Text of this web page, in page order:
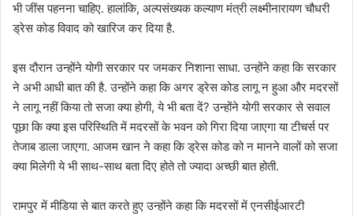
भी जींस पहनना चाहिए. हालांकि, अल्पसंख्यक कल्याण मंत्री लक्ष्मीनारायण चौधरी
ड्रेस कोड विवाद को खारिज कर दिया है.
इस दौरान उन्होंने योगी सरकार पर जमकर निशाना साधा. उन्होंने कहा कि सरकार
ने अभी आधी बात की है. उन्होंने कहा कि अगर ड्रेस कोड लागू न हुआ और मदरसों
ने लागू नहीं किया तो सजा क्या होगी, ये भी बता दें? उन्होंने योगी सरकार से सवाल
पूछा कि क्या इस परिस्थिति में मदरसों के भवन को गिरा दिया जाएगा या टीचर्स पर
तेजाब डाला जाएगा. आजम खान ने कहा कि ड्रेस कोड को न मानने वालों को सजा
क्या मिलेगी ये भी साथ-साथ बता दिए होते तो ज्यादा अच्छी बात होती.
रामपुर में मीडिया से बात करते हुए उन्होंने कहा कि मदरसों में एनसीईआरटी